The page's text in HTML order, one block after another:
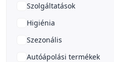
Szolgáltatások
Higiénia
Szezonális
Autóápolási termékek